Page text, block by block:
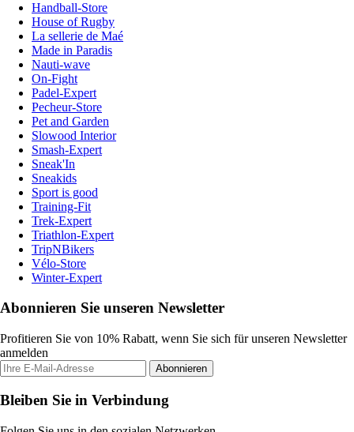
Handball-Store
House of Rugby
La sellerie de Maé
Made in Paradis
Nauti-wave
On-Fight
Padel-Expert
Pecheur-Store
Pet and Garden
Slowood Interior
Smash-Expert
Sneak'In
Sneakids
Sport is good
Training-Fit
Trek-Expert
Triathlon-Expert
TripNBikers
Vélo-Store
Winter-Expert
Abonnieren Sie unseren Newsletter
Profitieren Sie von 10% Rabatt, wenn Sie sich für unseren Newsletter
anmelden
Abonnieren
Bleiben Sie in Verbindung